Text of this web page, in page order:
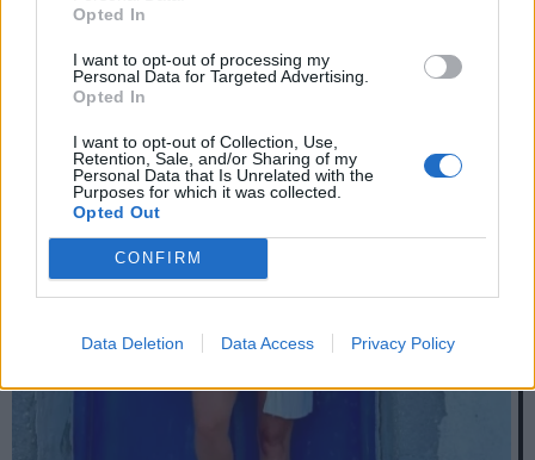
Opted In
I want to opt-out of processing my
Personal Data for Targeted Advertising.
Opted In
I want to opt-out of Collection, Use,
Retention, Sale, and/or Sharing of my
Personal Data that Is Unrelated with the
Purposes for which it was collected.
Opted Out
CONFIRM
Data Deletion Data Access Privacy Policy